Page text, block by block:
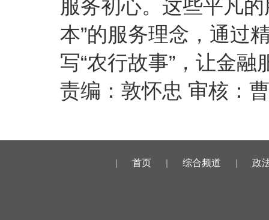
服务初心。这些平凡
本”的服务理念，通过
写“农行故事”，让金
责编：敦怀忠 审核：
| 首页 | 综合频道 | 政